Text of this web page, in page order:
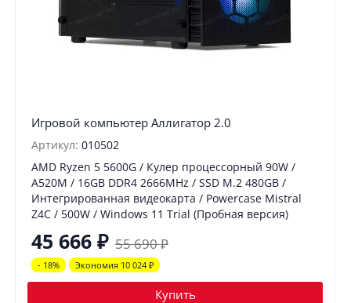
Игровой компьютер Аллигатор 2.0
Артикул: 010502
AMD Ryzen 5 5600G / Кулер процессорный 90W /
A520M / 16GB DDR4 2666MHz / SSD M.2 480GB /
Интегрированная видеокарта / Powercase Mistral
Z4C / 500W / Windows 11 Trial (Пробная версия)
45 666 ₽ 55 690₽
- 18% Экономия 10 024 ₽
Купить